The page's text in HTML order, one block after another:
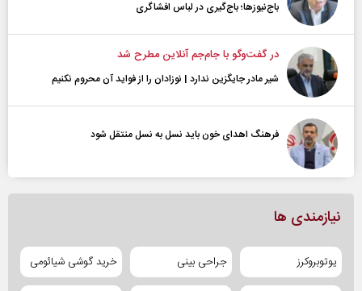
باج‌نیوزها؛ باج‌گیری در لباس افشاگری
در گفت‌و‌گو با جام‌جم آنلاین مطرح شد
شیر مادر جایگزین ندارد | نوزادان را از فواید آن محروم نکنیم
فرهنگ اهدای خون باید نسل به نسل منتقل شود
نیازمندی ها
یوتوبروکرز جراحی بینی خرید گوشی شیائومی